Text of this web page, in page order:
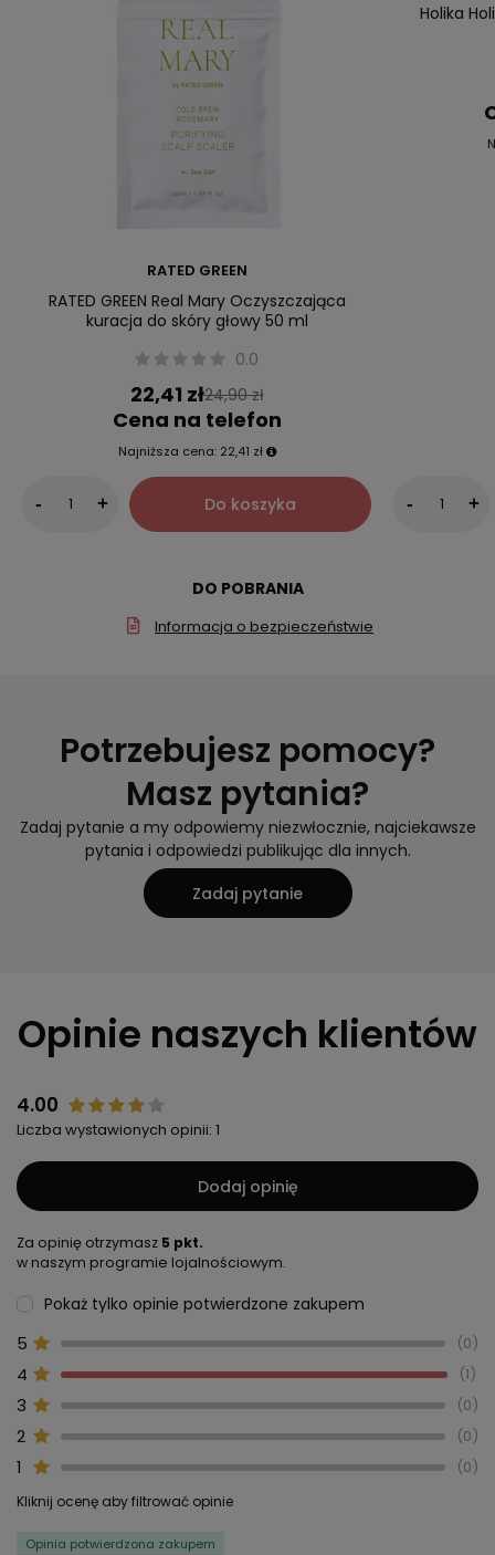
RATED GREEN
RATED GREEN Real Mary Oczyszczająca
kuracja do skóry głowy 50 ml
0.0
22,41 zł24,90 zł
Cena na telefon
Najniższa cena: 22,41 zł
- + Do koszyka
Holika
- +
DO POBRANIA
Informacja o bezpieczeństwie
Potrzebujesz pomocy?
Masz pytania?
Zadaj pytanie a my odpowiemy niezwłocznie, najciekawsze
pytania i odpowiedzi publikując dla innych.
Zadaj pytanie
Opinie naszych klientów
4.00
Liczba wystawionych opinii: 1
Dodaj opinię
Za opinię otrzymasz 5 pkt.
w naszym programie lojalnościowym.
Pokaż tylko opinie potwierdzone zakupem
5 0
4 1
3 0
2 0
1 0
Kliknij ocenę aby filtrować opinie
Opinia potwierdzona zakupem